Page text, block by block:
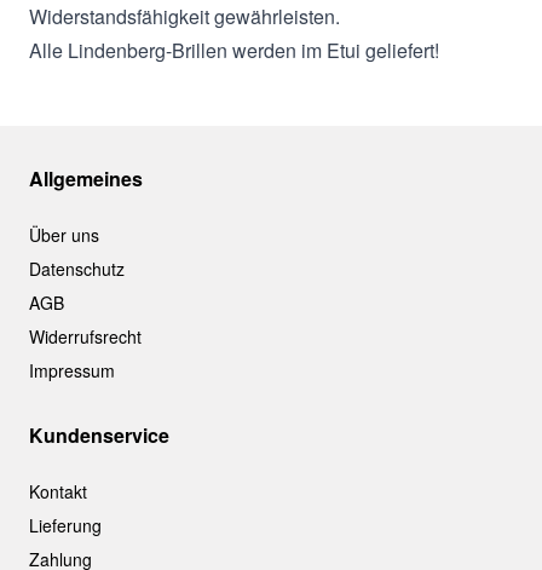
Widerstandsfähigkeit gewährleisten.
Alle Lindenberg-Brillen werden im Etui geliefert!
Allgemeines
Über uns
Datenschutz
AGB
Widerrufsrecht
Impressum
Kundenservice
Kontakt
Lieferung
Zahlung